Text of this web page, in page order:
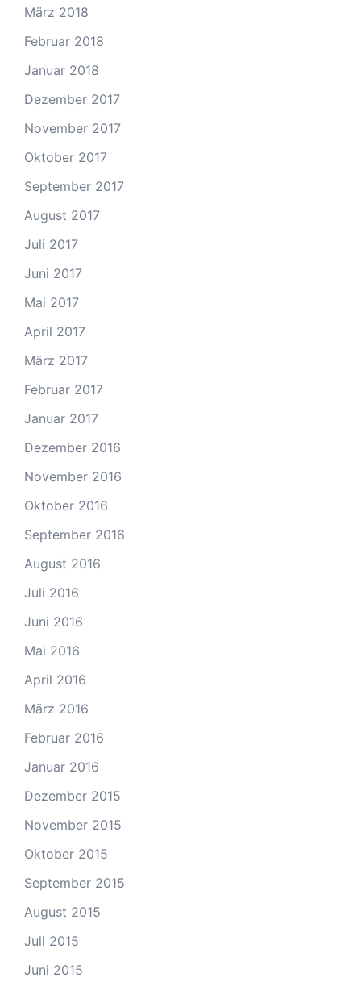
März 2018
Februar 2018
Januar 2018
Dezember 2017
November 2017
Oktober 2017
September 2017
August 2017
Juli 2017
Juni 2017
Mai 2017
April 2017
März 2017
Februar 2017
Januar 2017
Dezember 2016
November 2016
Oktober 2016
September 2016
August 2016
Juli 2016
Juni 2016
Mai 2016
April 2016
März 2016
Februar 2016
Januar 2016
Dezember 2015
November 2015
Oktober 2015
September 2015
August 2015
Juli 2015
Juni 2015